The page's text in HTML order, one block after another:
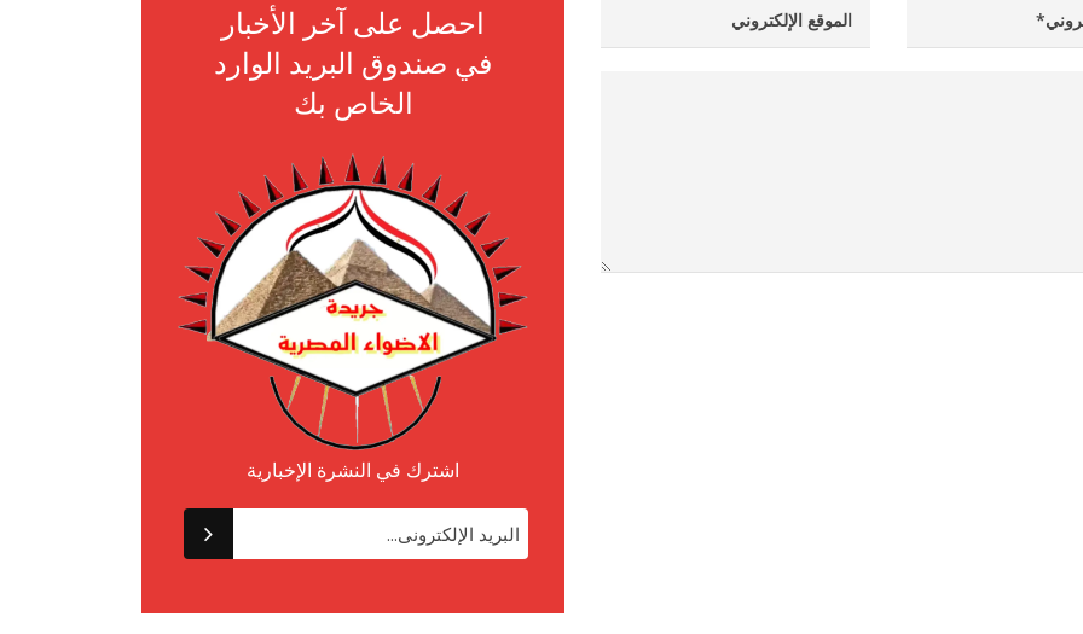
احصل على آخر الأخبار
في صندوق البريد الوارد
الخاص بك
اشترك في النشرة الإخبارية